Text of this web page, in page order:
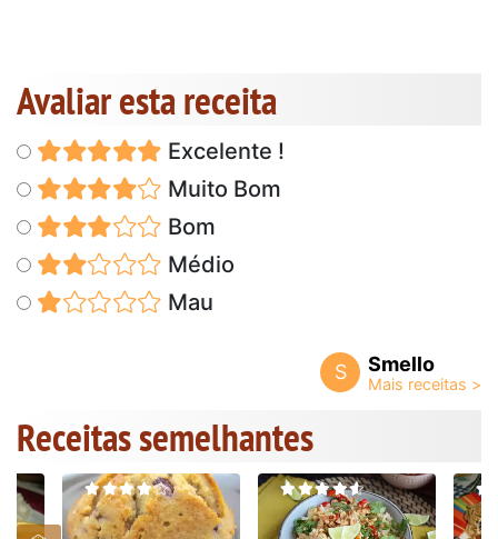
Avaliar esta receita
Excelente !
Muito Bom
Bom
Médio
Mau
S Smello
Receitas semelhantes